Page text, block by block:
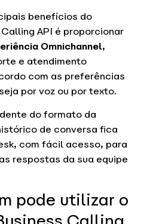
benefícios do
API é proporcionar
Omnichannel,
e atendimento
com as preferências
por voz ou por texto.
do formato da
de conversa fica
com fácil acesso, para
respostas da sua equipe
pode utilizar o